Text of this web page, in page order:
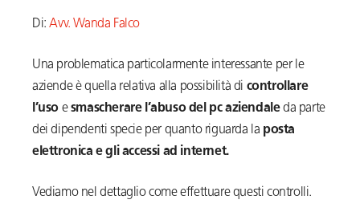
Di:Avv. Wanda Falco
Una problematica particolarmente interessante per le
aziende è quella relativa alla possibilità di controllare
l’uso esmascherare l’abuso del pc aziendaleda parte
dei dipendenti specie per quanto riguarda la posta
elettronica e gli accessi ad internet.
Vediamo nel dettaglio come effettuare questi controlli.